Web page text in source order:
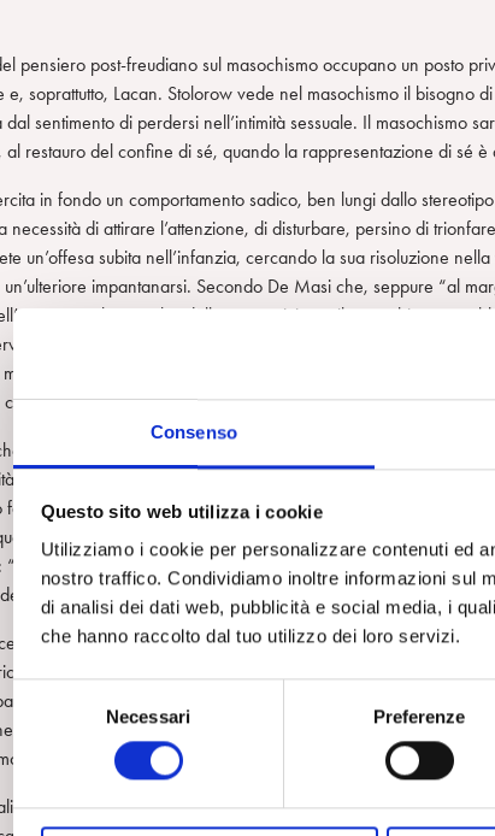
Consenso
Questo sito web utilizza i cookie
Utilizziamo i cookie per personalizzare contenuti ed
nostro traffico. Condividiamo inoltre informazioni sul
di analisi dei dati web, pubblicità e social media, i
che hanno raccolto dal tuo utilizzo dei loro servizi.
z
Necessari Preferenze
pensiero post-freudiano sul masochismo occupano un posto
e, soprattutto, Lacan. Stolorow vede nel masochismo il bisogno
sentimento di perdersi nell’intimità sessuale. Il masochismo
al restauro del confine di sé, quando la rappresentazione di sé
in fondo un comportamento sadico, ben lungi dallo
necessità di attirare l’attenzione, di disturbare, persino di
un’offesa subita nell’infanzia, cercando la sua risoluzione
un’ulteriore impantanarsi. Secondo De Masi che, seppure “al
per l’originalità della sua posizione, il masochismo
sessuale (sadomasochistica), circoscritta nell’ambito
La sessualizzazione, rigorosamente distinta dallo sviluppo
difesa dall’angoscia, dal dolore o dal crollo di sé.
si iscrive all’interno della sua teoria della “seduzione
l’iscrizione del soggetto all’essere nel mondo e vede la vita
fantasma e non il suo ruolo reale, intrude il mondo psichico del
nel campo della sessualità da una posizione passiva,
della vita è quindi per Laplanche, come per Freud,
sessuale adulto è sempre eccedente, è sempre violento, è
nel libro. Questo è un merito, perché Lacan è tra i teorici
usa il suo pensiero con grande serietà e competenza. La
e ciò che è naturale. Mentre è efficace nella definizione
del “masochismo di vita”, il secondo dei due pilastri del
di Lacan funzionali alla comprensione del masochismo sono il